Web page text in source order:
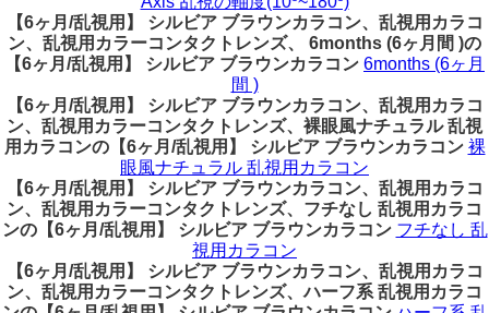
【6ヶ月/乱視用】 シルビア ブラウンカラコン、乱視用カラコ
ン、乱視用カラーコンタクトレンズ、 6months (6ヶ月間 )の
【6ヶ月/乱視用】 シルビア ブラウンカラコン 6months (6ヶ月
間 )
【6ヶ月/乱視用】 シルビア ブラウンカラコン、乱視用カラコ
ン、乱視用カラーコンタクトレンズ、裸眼風ナチュラル 乱視
用カラコンの【6ヶ月/乱視用】 シルビア ブラウンカラコン 裸
眼風ナチュラル 乱視用カラコン
【6ヶ月/乱視用】 シルビア ブラウンカラコン、乱視用カラコ
ン、乱視用カラーコンタクトレンズ、フチなし 乱視用カラコ
ンの【6ヶ月/乱視用】 シルビア ブラウンカラコン フチなし 乱
視用カラコン
【6ヶ月/乱視用】 シルビア ブラウンカラコン、乱視用カラコ
ン、乱視用カラーコンタクトレンズ、ハーフ系 乱視用カラコ